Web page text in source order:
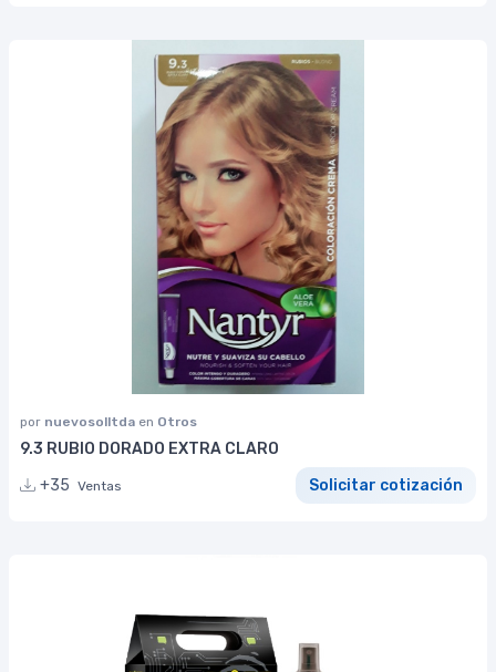
por nuevosolltda en Otros
9.3 RUBIO DORADO EXTRA CLARO
+35 Ventas Solicitar cotización